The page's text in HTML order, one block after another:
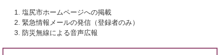
塩尻市ホームページへの掲載
緊急情報メールの発信（登録者のみ）
防災無線による音声広報